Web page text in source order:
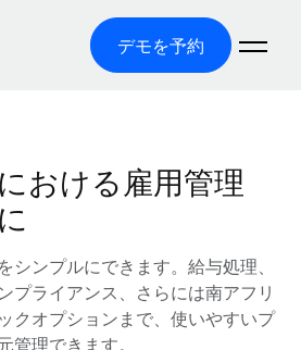
デモを予約
理
応の給与処理を手軽に
（EOR）
用支援を検索する
おける雇用管理
シンプルにできます。給与処理、
プライアンス、さらには南アフリ
クオプションまで、使いやすいプ
管理できます。